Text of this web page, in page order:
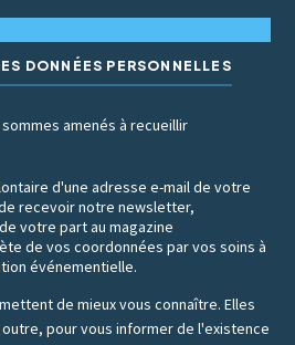
DONNÉES PERSONNELLES
amenés à recueillir
d'une adresse e-mail de votre
recevoir notre newsletter,
votre part au magazine
de vos coordonnées par vos soins à
événementielle.
de mieux vous connaître. Elles
pour vous informer de l'existence